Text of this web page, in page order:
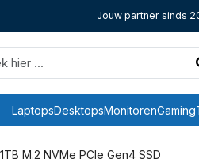
Jouw partner sinds
LaptopsDesktopsMonitorenGaming
M.2 NVMe PCIe Gen4 SSD